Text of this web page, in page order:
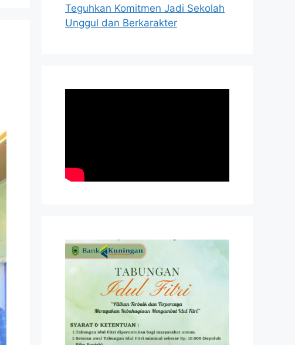
Teguhkan Komitmen Jadi Sekolah
Unggul dan Berkarakter